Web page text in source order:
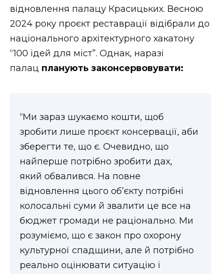
ВІДЕО
відновлення палацу Красицьких. Весною
2024 року проєкт реставрації відібрали до
національного архітектурного хакатону
“100 ідей для міст”. Однак, наразі
палац планують законсервовувати:
“Ми зараз шукаємо кошти, щоб
зробити лише проєкт консервації, аби
зберегти те, що є. Очевидно, що
найперше потрібно зробити дах,
який обвалився. На повне
відновлення цього об’єкту потрібні
колосальні суми й звалити це все на
бюджет громади не раціонально. Ми
розуміємо, що є закон про охорону
культурної спадщини, але й потрібно
реально оцінювати ситуацію і